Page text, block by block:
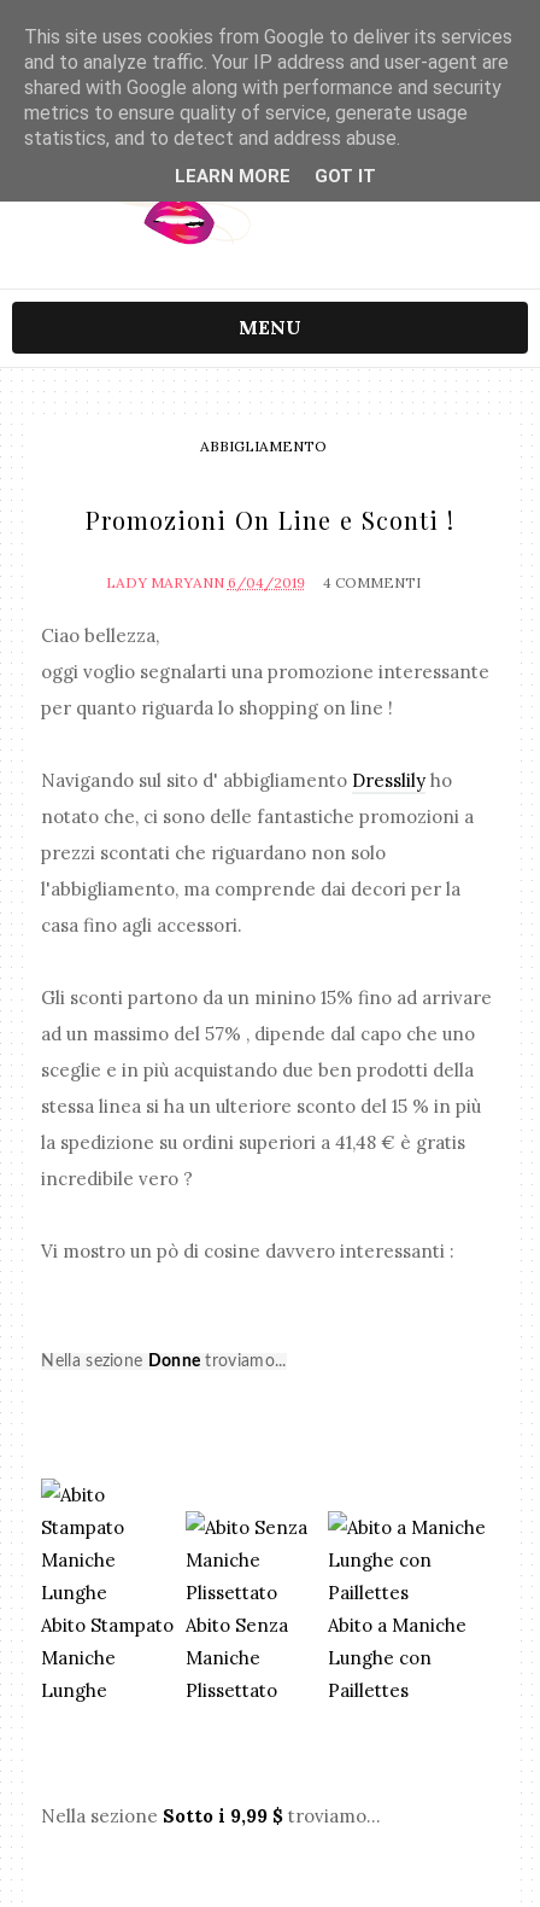
MENU
ABBIGLIAMENTO
Promozioni On Line e Sconti !
LADY MARYANN 6/04/2019 4 COMMENTI
Ciao bellezza,
oggi voglio segnalarti una promozione interessante
per quanto riguarda lo shopping on line !
Navigando sul sito d' abbigliamento Dresslily ho
notato che, ci sono delle fantastiche promozioni a
prezzi scontati che riguardano non solo
l'abbigliamento, ma comprende dai decori per la
casa fino agli accessori.
Gli sconti partono da un minino 15% fino ad arrivare
ad un massimo del 57% , dipende dal capo che uno
sceglie e in più acquistando due ben prodotti della
stessa linea si ha un ulteriore sconto del 15 % in più
la spedizione su ordini superiori a 41,48 € è gratis
incredibile vero ?
Vi mostro un pò di cosine davvero interessanti :
Nella sezione Donne troviamo...
Abito Stampato
Maniche
Lunghe
Abito Senza
Maniche
Plissettato
Abito a Maniche
Lunghe con
Paillettes
Nella sezione Sotto i 9,99 $troviamo...
This site uses cookies from Google to deliver its services
and to analyze traffic. Your IP address and user-agent are
shared with Google along with performance and security
metrics to ensure quality of service, generate usage
statistics, and to detect and address abuse.
LEARN MORE GOT IT